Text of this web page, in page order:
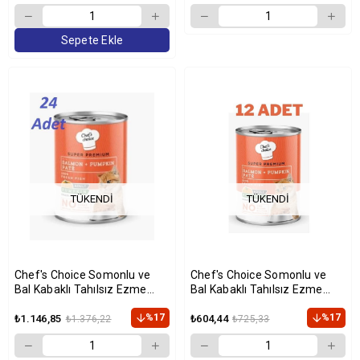
Sepete Ekle
TÜKENDI
Chef's Choice Somonlu ve
Bal Kabaklı Tahılsız Ezme
400gr x 24 Adet
₺1.146,85 ₺1.376,22 %17
TÜKENDI
Chef's Choice Somonlu ve
Bal Kabaklı Tahılsız Ezme
400gr x 12 Adet
₺604,44 ₺725,33 %17